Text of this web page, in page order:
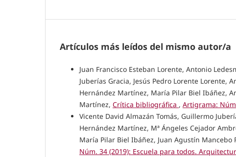
Artículos más leídos del mismo autor/a
Juan Francisco Esteban Lorente, Antonio
Juberías Gracia, Jesús Pedro Lorente Lorente,
Hernández Martínez, María Pilar Biel Ibáñez,
Martínez, Crítica bibliográfica , Artigrama:
Vicente David Almazán Tomás, Guillermo
Hernández Martínez, Mª Ángeles Cejador
María Pilar Biel Ibáñez, Juan Agustín Mancebo
Núm. 34 (2019): Escuela para todos.